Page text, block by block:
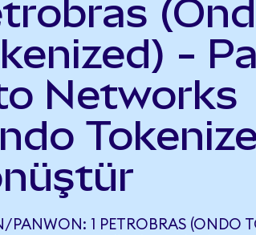
-
Networks
PANWON: 1 PETROBRAS (ONDO